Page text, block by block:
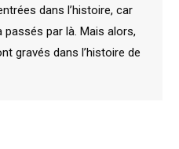
dans l’histoire, car
par là. Mais alors,
gravés dans l’histoire de